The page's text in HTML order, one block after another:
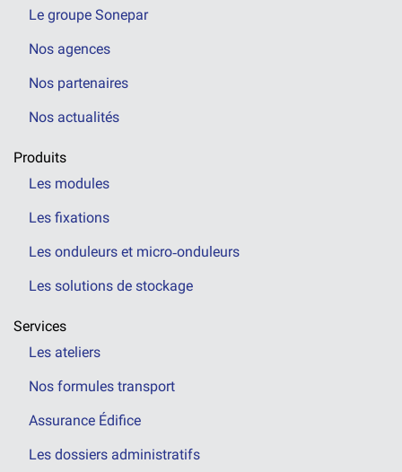
Le groupe Sonepar
Nos agences
Nos partenaires
Nos actualités
Produits
Les modules
Les fixations
Les onduleurs et micro‑onduleurs
Les solutions de stockage
Services
Les ateliers
Nos formules transport
Assurance Édifice
Les dossiers administratifs